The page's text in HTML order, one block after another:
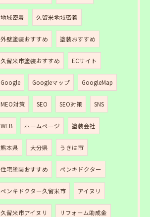
地域密着 久留米地域密着
外壁塗装おすすめ 塗装おすすめ
久留米市塗装おすすめ ECサイト
Google Googleマップ GoogleMap
MEO対策 SEO SEO対策 SNS
WEB ホームページ 塗装会社
熊本県 大分県 うきは市
住宅塗装おすすめ ペンキドクター
ペンキドクター久留米市 アイヌリ
久留米市アイヌリ リフォーム助成金